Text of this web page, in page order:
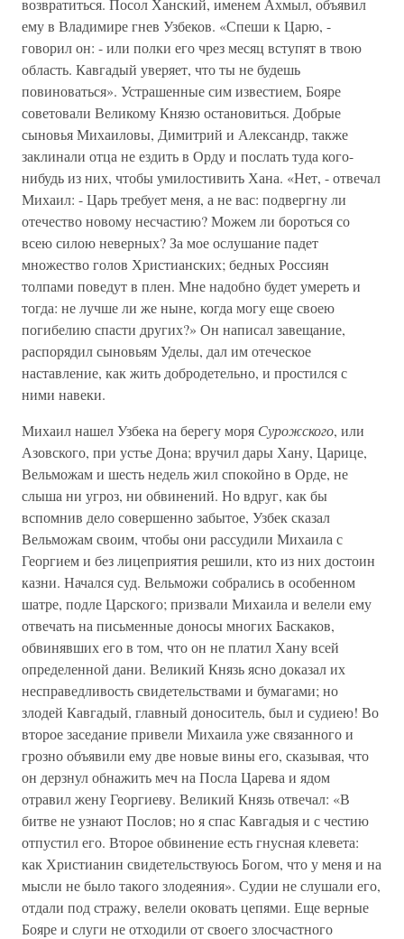
возвратиться. Посол Ханский, именем Ахмыл, объявил
ему в Владимире гнев Узбеков. «Спеши к Царю, -
говорил он: - или полки его чрез месяц вступят в твою
область. Кавгадый уверяет, что ты не будешь
повиноваться». Устрашенные сим известием, Бояре
советовали Великому Князю остановиться. Добрые
сыновья Михаиловы, Димитрий и Александр, также
заклинали отца не ездить в Орду и послать туда кого-
нибудь из них, чтобы умилостивить Хана. «Нет, - отвечал
Михаил: - Царь требует меня, а не вас: подвергну ли
отечество новому несчастию? Можем ли бороться со
всею силою неверных? За мое ослушание падет
множество голов Христианских; бедных Россиян
толпами поведут в плен. Мне надобно будет умереть и
тогда: не лучше ли же ныне, когда могу еще своею
погибелию спасти других?» Он написал завещание,
распорядил сыновьям Уделы, дал им отеческое
наставление, как жить добродетельно, и простился с
ними навеки.
Михаил нашел Узбека на берегу моря Сурожского, или
Азовского, при устье Дона; вручил дары Хану, Царице,
Вельможам и шесть недель жил спокойно в Орде, не
слыша ни угроз, ни обвинений. Но вдруг, как бы
вспомнив дело совершенно забытое, Узбек сказал
Вельможам своим, чтобы они рассудили Михаила с
Георгием и без лицеприятия решили, кто из них достоин
казни. Начался суд. Вельможи собрались в особенном
шатре, подле Царского; призвали Михаила и велели ему
отвечать на письменные доносы многих Баскаков,
обвинявших его в том, что он не платил Хану всей
определенной дани. Великий Князь ясно доказал их
несправедливость свидетельствами и бумагами; но
злодей Кавгадый, главный доноситель, был и судиею! Во
второе заседание привели Михаила уже связанного и
грозно объявили ему две новые вины его, сказывая, что
он дерзнул обнажить меч на Посла Царева и ядом
отравил жену Георгиеву. Великий Князь отвечал: «В
битве не узнают Послов; но я спас Кавгадыя и с честию
отпустил его. Второе обвинение есть гнусная клевета:
как Христианин свидетельствуюсь Богом, что у меня и на
мысли не было такого злодеяния». Судии не слушали его,
отдали под стражу, велели оковать цепями. Еще верные
Бояре и слуги не отходили от своего злосчастного